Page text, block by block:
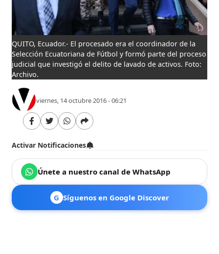
QUITO, Ecuador.- El procesado era el coordinador de la
Selección Ecuatoriana de Fútbol y formó parte del proceso
judicial que investigó el delito de lavado de activos. Foto:
Archivo.
viernes, 14 octubre 2016 - 06:21
Activar Notificaciones
Únete a nuestro canal de WhatsApp
G Síguenos en Google Discover